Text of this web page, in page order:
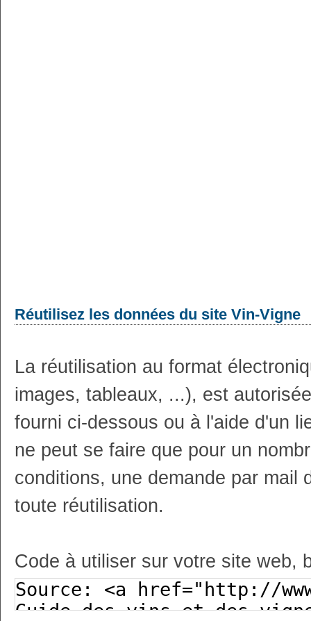
Réutilisez les données du site Vin-Vigne
La réutilisation au format
images, tableaux, ...), est
fourni ci-dessous ou à l'aide d'un
ne peut se faire que pour un
conditions, une demande par mail
toute réutilisation.
Code à utiliser sur votre site web,